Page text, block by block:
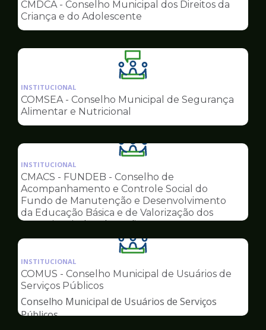
de
Conselhos
CMDCA - Conselho Municipal dos Direitos da
Criança e do Adolescente
Ilustração
da
pagina
Conselhos
INSTITUCIONAL
COMSEA - Conselho Municipal de Segurança
Alimentar e Nutricional
Ilustração
da
pagina
de
Conselhos
INSTITUCIONAL
CMACS - FUNDEB - Conselho de
Acompanhamento e Controle Social do
Fundo de Manutenção e Desenvolvimento
da Educação Básica e de Valorização dos
Profissionais da Educação
Ilustração
da
pagina
Conselhos
INSTITUCIONAL
COMUS - Conselho Municipal de Usuários de
Serviços Públicos
Conselho Municipal de Usuários de Serviços
Públicos